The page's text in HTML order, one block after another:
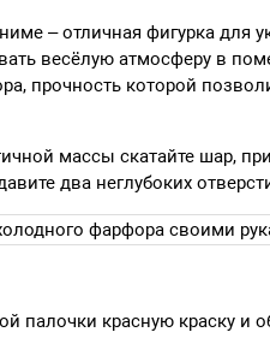
– отличная фигурка для
весёлую атмосферу в
прочность которой
массы скатайте шар,
два неглубоких
палочки красную краску и